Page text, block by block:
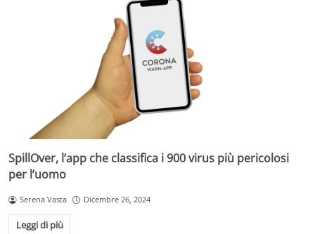
SpillOver, l’app che classifica i 900 virus più pericolosi
per l’uomo
Serena Vasta Dicembre 26, 2024
Leggi di più